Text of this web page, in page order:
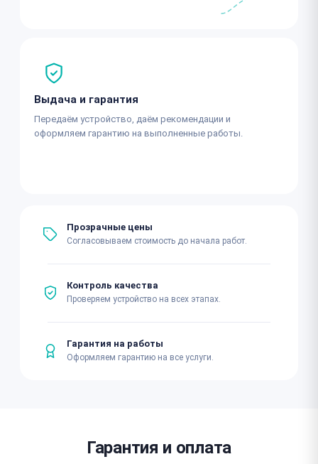
Выдача и гарантия
Передаём устройство, даём рекомендации и
оформляем гарантию на выполненные работы.
Прозрачные цены
Согласовываем стоимость до начала работ.
Контроль качества
Проверяем устройство на всех этапах.
Гарантия на работы
Оформляем гарантию на все услуги.
Гарантия и оплата